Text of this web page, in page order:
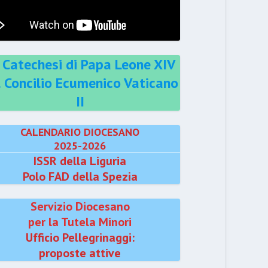
Catechesi di Papa Leone XIV
Ecumenico Vaticano
II
CALENDARIO DIOCESANO
2025-2026
ISSR della Liguria
Polo FAD della Spezia
Servizio Diocesano
per la Tutela Minori
Ufficio Pellegrinaggi:
proposte attive